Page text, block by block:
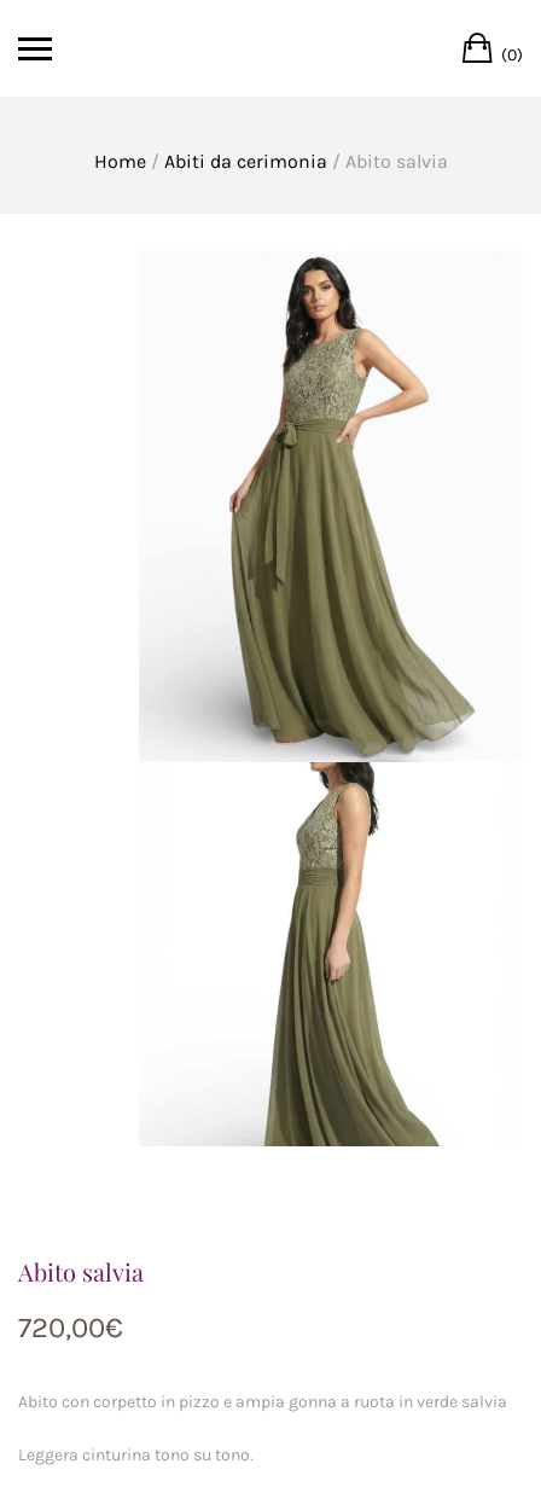
(0)
Home/ Abiti da cerimonia / Abito salvia
Abito salvia
720,00€
Abito con corpetto in pizzo e ampia gonna a ruota in verde salvia
Leggera cinturina tono su tono.